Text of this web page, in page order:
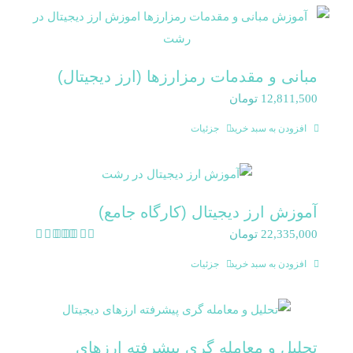
مبانی و مقدمات رمزارزها (ارز دیجیتال)
12,811,500 تومان
افزودن به سبد خرید جزئیات
آموزش ارز دیجیتال (کارگاه جامع)
22,335,000 تومان
افزودن به سبد خرید جزئیات
تحلیل و معامله گری پیشرفته ارزهای